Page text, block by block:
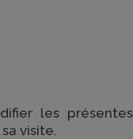
les
visite.